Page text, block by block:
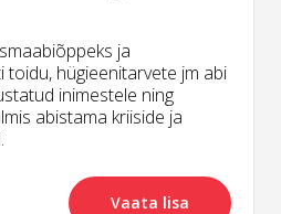
ja
toidu, hügieenitarvete jm abi
inimestele ning
abistama kriiside ja
Vaata lisa